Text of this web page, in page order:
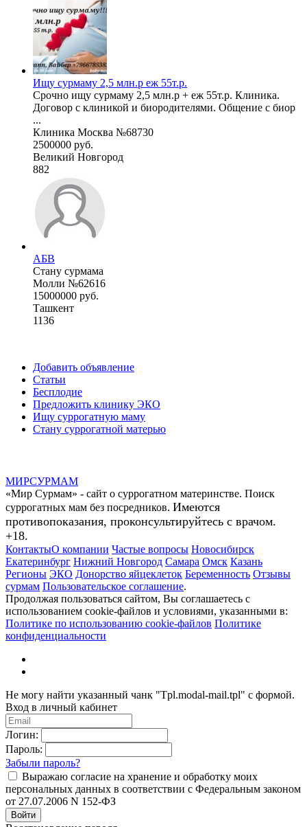
Ищу сурмаму 2,5 млн.р еж 55т.р.
Срочно ищу сурмаму 2,5 млн.р + еж 55т.р. Клиника.
Договор с клиникой и биородителями. Общение с биор
...
Клиника Москва №68730
2500000 руб.
Великий Новгород
882
АБВ
Стану сурмама
Молли №62616
15000000 руб.
Ташкент
1136
Добавить объявление
Статьи
Бесплодие
Предложить клинику ЭКО
Ищу суррогатную маму
Стану суррогатной матерью
МИРСУРМАМ
«Мир Сурмам» - сайт о суррогатном материнстве. Поиск
суррогатных мам без посредников. Имеются
противопоказания, проконсультируйтесь с врачом.
+18.
КонтактыО компании Частые вопросы Новосибирск
Екатеринбург Нижний Новгород Самара Омск Казань
Регионы ЭКО Донорство яйцеклеток Беременность Отзывы
сурмам Пользовательское соглашение.
Продолжая пользоваться сайтом, Вы соглашаетесь с
использованием cookie-файлов и условиями, указанными в:
Политике по использованию cookie-файлов Политике
конфиденциальности
Не могу найти указанный чанк "Tpl.modal-mail.tpl" с формой.
Вход в личный кабинет
Логин:
Пароль:
Забыли пароль?
Выражаю согласие на хранение и обработку моих
персональных данных в соответствии с Федеральным законом
от 27.07.2006 N 152-ФЗ
Войти